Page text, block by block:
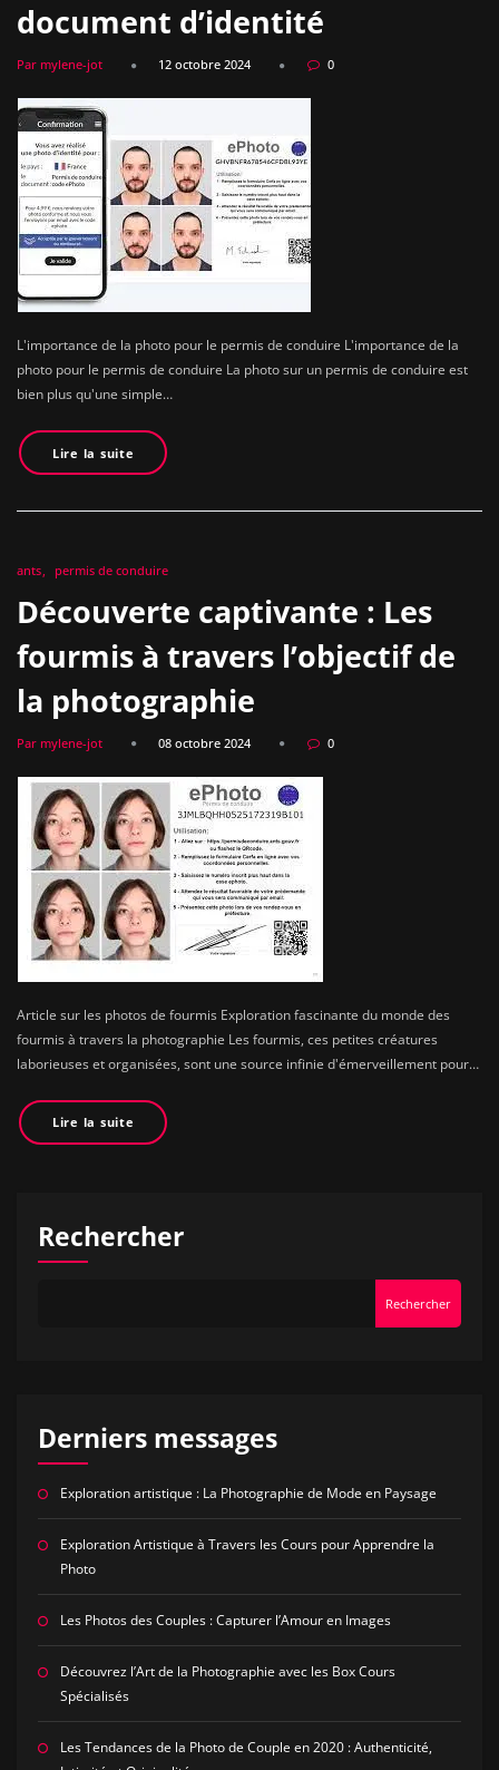
document d’identité
Par mylene-jot 12 octobre 2024 0
L'importance de la photo pour le permis de conduire L'importance de la
photo pour le permis de conduire La photo sur un permis de conduire est
bien plus qu'une simple…
Lire la suite
ants permis de conduire
Découverte captivante : Les
fourmis à travers l’objectif de
la photographie
Par mylene-jot 08 octobre 2024 0
Article sur les photos de fourmis Exploration fascinante du monde des
fourmis à travers la photographie Les fourmis, ces petites créatures
laborieuses et organisées, sont une source infinie d'émerveillement pour…
Lire la suite
Rechercher
Rechercher
Derniers messages
Exploration artistique : La Photographie de Mode en Paysage
Exploration Artistique à Travers les Cours pour Apprendre la
Photo
Les Photos des Couples : Capturer l’Amour en Images
Découvrez l’Art de la Photographie avec les Box Cours
Spécialisés
Les Tendances de la Photo de Couple en 2020 : Authenticité,